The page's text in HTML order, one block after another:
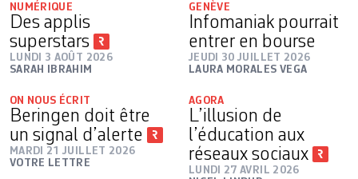
NUMÉRIQUE
Des applis
superstars
LUNDI 3 AOÛT 2026
SARAH IBRAHIM
GENÈVE
Infomaniak pourrait
entrer en bourse
JEUDI 30 JUILLET 2026
LAURA MORALES VEGA
ON NOUS ÉCRIT
Beringen doit être
un signal d’alerte
MARDI 21 JUILLET 2026
VOTRE LETTRE
AGORA
L’illusion de
l’éducation aux
réseaux sociaux
LUNDI 27 AVRIL 2026